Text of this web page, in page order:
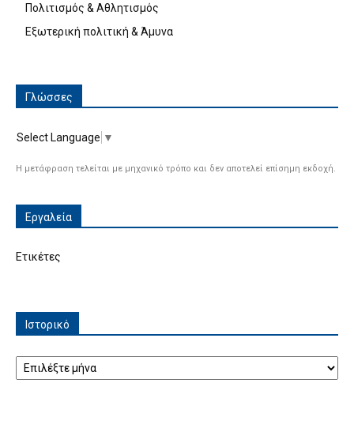
Πολιτισμός & Αθλητισμός
Εξωτερική πολιτική & Άμυνα
Γλώσσες
Select Language ▼
Η μετάφραση τελείται με μηχανικό τρόπο και δεν αποτελεί επίσημη εκδοχή.
Εργαλεία
Ετικέτες
Ιστορικό